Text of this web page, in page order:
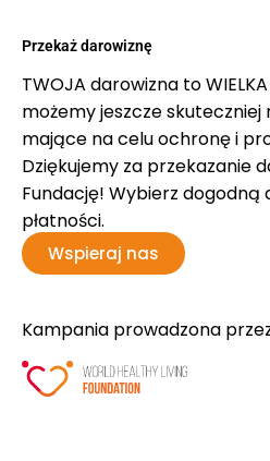
Przekaż darowiznę
TWOJA darowizna to
możemy jeszcze skuteczniej
mające na celu ochronę i
Dziękujemy za przekazanie
Fundację! Wybierz dogodną
płatności.
Wspieraj nas
Kampania prowadzona